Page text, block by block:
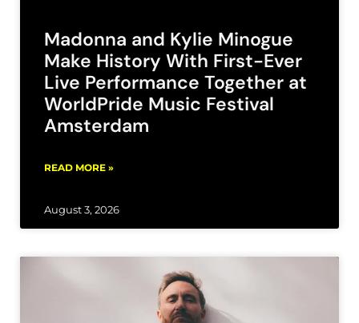
Madonna and Kylie Minogue
Make History With First-Ever
Live Performance Together at
WorldPride Music Festival
Amsterdam
READ MORE »
August 3, 2026